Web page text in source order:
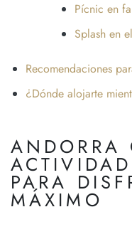
Pícnic en
Splash en
Recomendaciones
¿Dónde alojarte
PARA
MÁXIMO